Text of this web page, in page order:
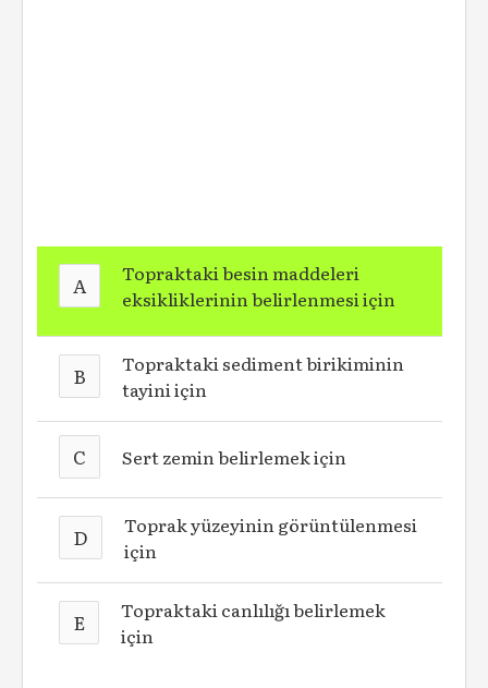
A
Topraktaki besin maddeleri
eksikliklerinin belirlenmesi için
B
Topraktaki sediment birikiminin
tayini için
C Sert zemin belirlemek için
D
Toprak yüzeyinin görüntülenmesi
için
E
Topraktaki canlılığı belirlemek
için